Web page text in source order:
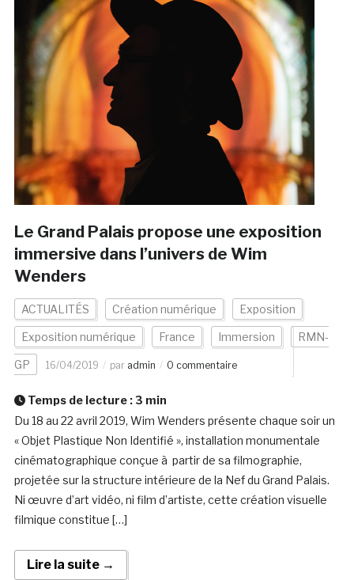
Le Grand Palais propose une exposition
immersive dans l’univers de Wim
Wenders
ACTUALITÉS Création numérique Exposition
Exposition numérique France Immersion RMN-
GP 16/04/2019 par admin 0 commentaire
Temps de lecture : 3 min
Du 18 au 22 avril 2019, Wim Wenders présente chaque soir un
« Objet Plastique Non Identifié », installation monumentale
cinématographique conçue à partir de sa filmographie,
projetée sur la structure intérieure de la Nef du Grand Palais.
Ni œuvre d’art vidéo, ni film d’artiste, cette création visuelle
filmique constitue […]
Lire la suite →